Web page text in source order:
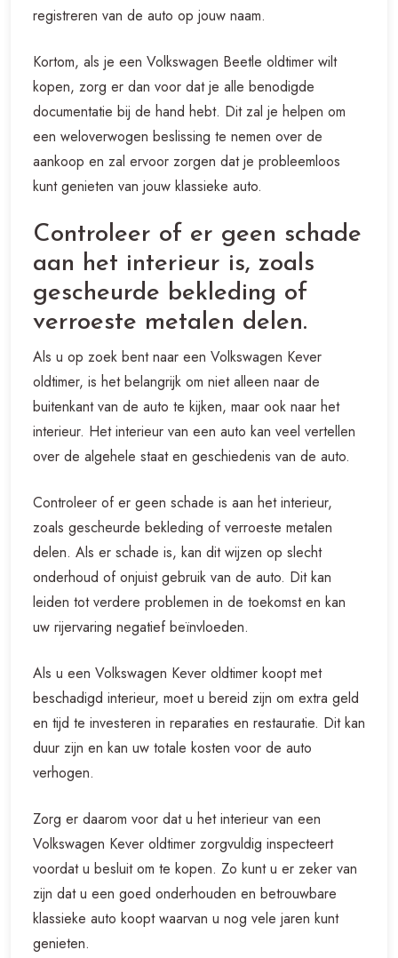
registreren van de auto op jouw naam.
Kortom, als je een Volkswagen Beetle oldtimer wilt
kopen, zorg er dan voor dat je alle benodigde
documentatie bij de hand hebt. Dit zal je helpen om
een weloverwogen beslissing te nemen over de
aankoop en zal ervoor zorgen dat je probleemloos
kunt genieten van jouw klassieke auto.
Controleer of er geen schade
aan het interieur is, zoals
gescheurde bekleding of
verroeste metalen delen.
Als u op zoek bent naar een Volkswagen Kever
oldtimer, is het belangrijk om niet alleen naar de
buitenkant van de auto te kijken, maar ook naar het
interieur. Het interieur van een auto kan veel vertellen
over de algehele staat en geschiedenis van de auto.
Controleer of er geen schade is aan het interieur,
zoals gescheurde bekleding of verroeste metalen
delen. Als er schade is, kan dit wijzen op slecht
onderhoud of onjuist gebruik van de auto. Dit kan
leiden tot verdere problemen in de toekomst en kan
uw rijervaring negatief beïnvloeden.
Als u een Volkswagen Kever oldtimer koopt met
beschadigd interieur, moet u bereid zijn om extra geld
en tijd te investeren in reparaties en restauratie. Dit kan
duur zijn en kan uw totale kosten voor de auto
verhogen.
Zorg er daarom voor dat u het interieur van een
Volkswagen Kever oldtimer zorgvuldig inspecteert
voordat u besluit om te kopen. Zo kunt u er zeker van
zijn dat u een goed onderhouden en betrouwbare
klassieke auto koopt waarvan u nog vele jaren kunt
genieten.